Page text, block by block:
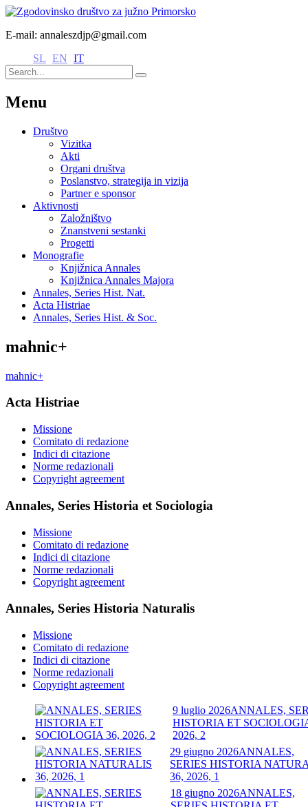
E-mail: annaleszdjp@gmail.com
SL EN IT
Menu
Društvo
Vizitka
Akti
Organi društva
Poslanstvo, strategija in vizija
Partner e sponsor
Aktivnosti
Založništvo
Znanstveni sestanki
Progetti
Monografie
Knjižnica Annales
Knjižnica Annales Majora
Annales, Series Hist. Nat.
Acta Histriae
Annales, Series Hist. & Soc.
mahnic+
mahnic+
Acta Histriae
Missione
Comitato di redazione
Indici di citazione
Norme redazionali
Copyright agreement
Annales, Series Historia et Sociologia
Missione
Comitato di redazione
Indici di citazione
Norme redazionali
Copyright agreement
Annales, Series Historia Naturalis
Missione
Comitato di redazione
Indici di citazione
Norme redazionali
Copyright agreement
9 luglio 2026ANNALES,
HISTORIA ET
2026, 2
29 giugno 2026ANNALES,
SERIES HISTORIA
36, 2026, 1
18 giugno 2026ANNALES,